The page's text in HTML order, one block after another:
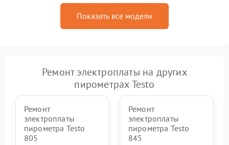
Показать все модели
Ремонт электроплаты на других
пирометрах Testo
Ремонт
электроплаты
пирометра Testo
805
Ремонт
электроплаты
пирометра Testo
845